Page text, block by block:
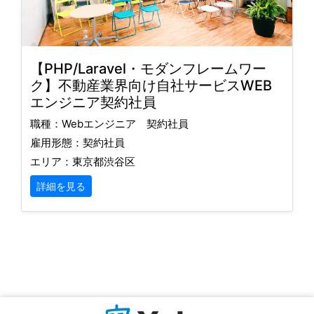
【PHP/Laravel・モダンフレームワー
ク】不動産業界向け自社サービスWEB
エンジニア契約社員
職種：Webエンジニア 契約社員
雇用形態：契約社員
エリア：東京都渋谷区
詳細を見る